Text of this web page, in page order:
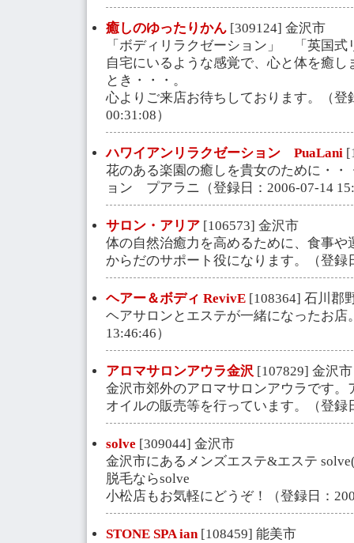
癒しのゆったりかん [309124] 金沢市
「ボディリラクゼーション」 「英国式
自宅にいるような感覚で、心と体を癒
とき・・・。
心よりご来店お待ちしております。（登
00:31:08）
ハワイアンリラクゼーション PuaLani
花のある楽園の癒しを貴女のために・・
ョン プアラニ（登録日：2006-07-14
サロン・アリア [106573] 金沢市
体の自然治癒力を高めるために、食事や
からだのサポート役になります。（登録
ヘアー＆ボディ RevivE [108364] 石川郡
ヘアサロンとエステが一緒になったお店
13:46:46）
アロマサロンアウラ金沢 [107829] 金沢市
金沢市郊外のアロマサロンアウラです。
オイルの販売等を行っています。（登録
solve [309044] 金沢市
金沢市にあるメンズエステ&エステ
脱毛ならsolve
小松店もお気軽にどうぞ！（登録日：
STONE SPA ian[108459] 能美市